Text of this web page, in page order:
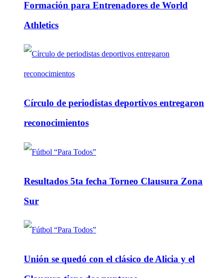
Formación para Entrenadores de World
Athletics
Círculo de periodistas deportivos entregaron
reconocimientos
Resultados 5ta fecha Torneo Clausura Zona
Sur
Unión se quedó con el clásico de Alicia y el